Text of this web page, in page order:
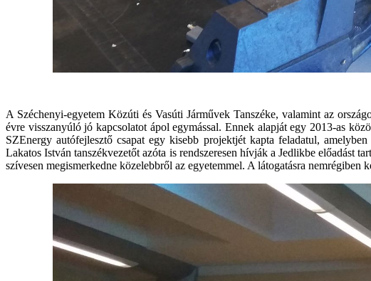
A Széchenyi-egyetem Közúti és Vasúti Járművek Tanszéke, valamint az
évre visszanyúló jó kapcsolatot ápol egymással. Ennek alapját egy 2013-as
SZEnergy autófejlesztő csapat egy kisebb projektjét kapta feladatul,
Lakatos István tanszékvezetőt azóta is rendszeresen hívják a Jedlikbe
szívesen megismerkedne közelebbről az egyetemmel. A látogatásra nemrégiben